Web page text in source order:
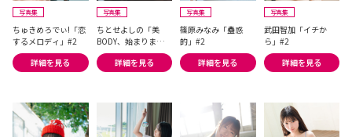
写真集
ちゅきめろでぃ!「恋
するメロディ」#2
詳細を見る
写真集
ちとせよしの「美
BODY、始まります」
#2
詳細を見る
写真集
篠原みなみ「蠱惑
的」#2
詳細を見る
写真集
武田智加「イチか
ら」#2
詳細を見る